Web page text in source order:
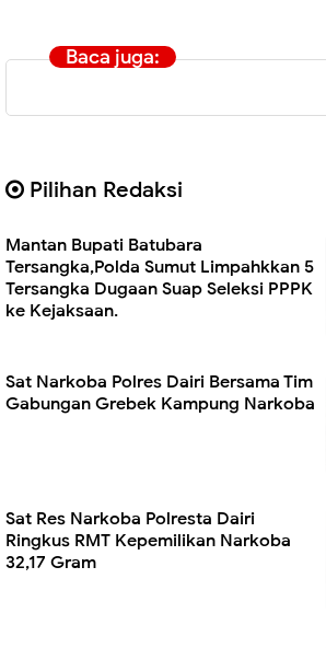
Baca juga:
Pilihan Redaksi
Mantan Bupati Batubara
Tersangka,Polda Sumut Limpahkkan 5
Tersangka Dugaan Suap Seleksi PPPK
ke Kejaksaan.
Sat Narkoba Polres Dairi Bersama Tim
Gabungan Grebek Kampung Narkoba
Sat Res Narkoba Polresta Dairi
Ringkus RMT Kepemilikan Narkoba
32,17 Gram